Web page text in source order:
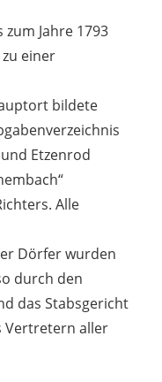
Jahre 1793
einer
bildete
Etzenrod
Alle
Dörfer wurden
durch den
das Stabsgericht
Vertretern aller